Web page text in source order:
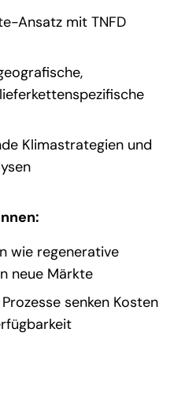
dieses
sollten:
Ansatz mit TNFD
Klimastrategien und
wie regenerative
neue Märkte
senken Kosten